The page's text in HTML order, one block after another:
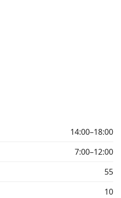
14:00–18:00
7:00–12:00
55
10